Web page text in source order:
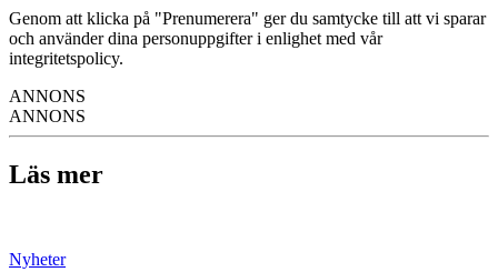
Genom att klicka på "Prenumerera" ger du samtycke till att vi sparar
och använder dina personuppgifter i enlighet med vår
integritetspolicy.
ANNONS
ANNONS
Läs mer
Nyheter